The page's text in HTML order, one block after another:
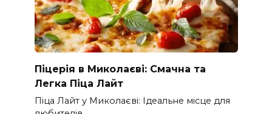
Піцерія в Миколаєві: Смачна та
Легка Піца Лайт
Піца Лайт у Миколаєві: Ідеальне місце для